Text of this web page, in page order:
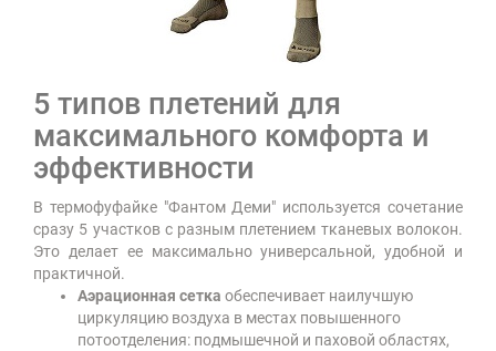
5 типов плетений для
максимального комфорта и
эффективности
В термофуфайке "Фантом Деми" используется сочетание
сразу 5 участков с разным плетением тканевых волокон.
Это делает ее максимально универсальной, удобной и
практичной.
Аэрационная сетка обеспечивает наилучшую
циркуляцию воздуха в местах повышенного
потоотделения: подмышечной и паховой областях,